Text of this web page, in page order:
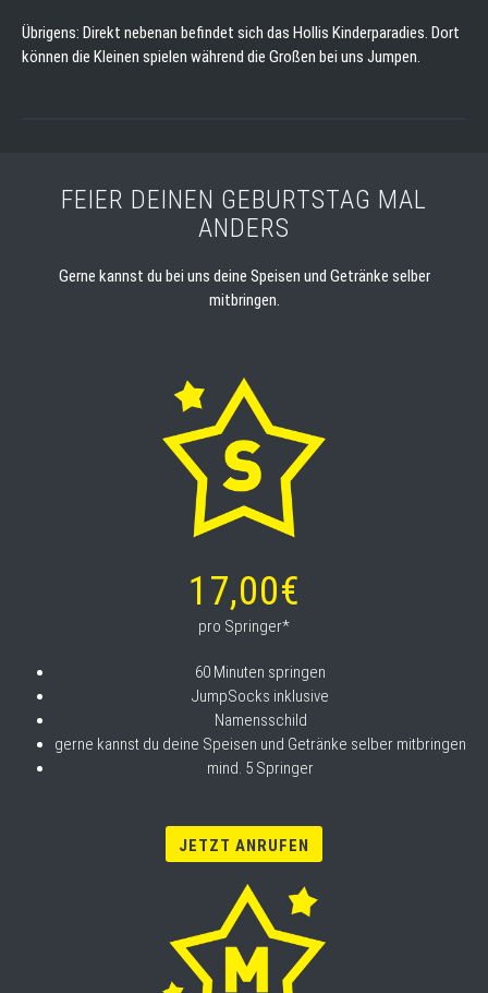
Übrigens: Direkt nebenan befindet sich das Hollis Kinderparadies. Dort
können die Kleinen spielen während die Großen bei uns Jumpen.
FEIER DEINEN GEBURTSTAG MAL
ANDERS
Gerne kannst du bei uns deine Speisen und Getränke selber
mitbringen.
17,00€
pro Springer*
60 Minuten springen
JumpSocks inklusive
Namensschild
gerne kannst du deine Speisen und Getränke selber mitbringen
mind. 5 Springer
JETZT ANRUFEN